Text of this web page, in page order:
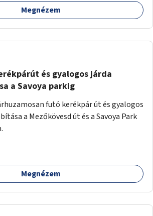
Megnézem
és gyalogos járda
a Savoya parkig
futó kerékpár út és gyalogos
a Mezőkövesd út és a Savoya Park
Megnézem